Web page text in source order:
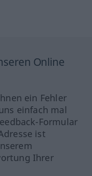
Online
ein Fehler
einfach mal
Formular
ist
Ihrer